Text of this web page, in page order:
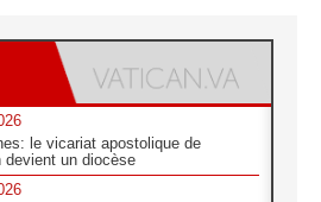
le vicariat apostolique de
devient un diocèse